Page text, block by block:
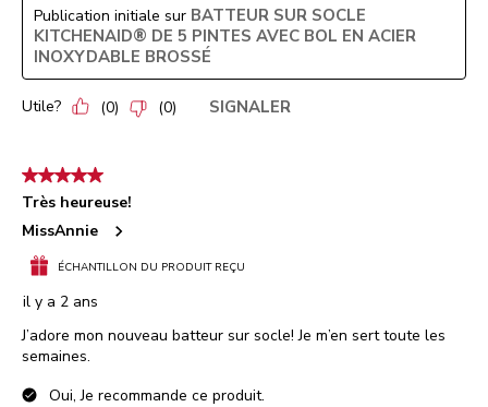
Publication initiale sur BATTEUR SUR SOCLE
KITCHENAID® DE 5 PINTES AVEC BOL EN ACIER
INOXYDABLE BROSSÉ
Utile? (0) (0) SIGNALER
5 étoile(s) sur 5.
Très heureuse!
MissAnnie
ÉCHANTILLON DU PRODUIT REÇU
il y a 2 ans
J’adore mon nouveau batteur sur socle! Je m’en sert toute les
semaines.
Oui, Je recommande ce produit.